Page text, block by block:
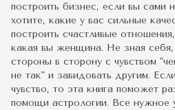
построить бизнес, если вы сами
хотите, какие у вас сильные
построить счастливые
какая вы женщина. Не зная себя,
стороны в сторону с чувством
не так" и завидовать другим.
чувство, то эта книга поможет
помощи астрологии. Все нужное